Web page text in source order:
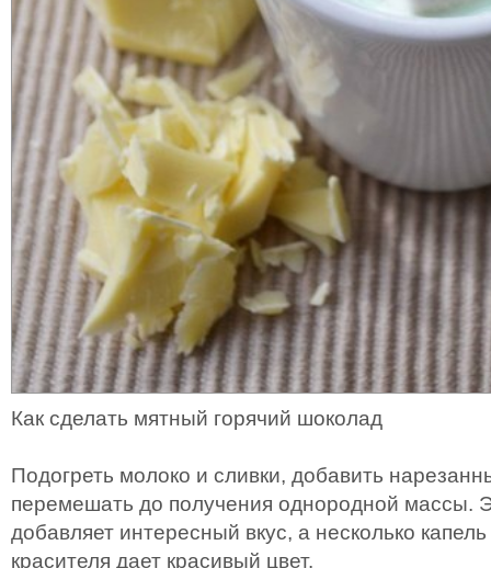
Как сделать мятный горячий шоколад
Подогреть молоко и сливки, добавить
перемешать до получения однородной массы.
добавляет интересный вкус, а несколько
красителя дает красивый цвет.